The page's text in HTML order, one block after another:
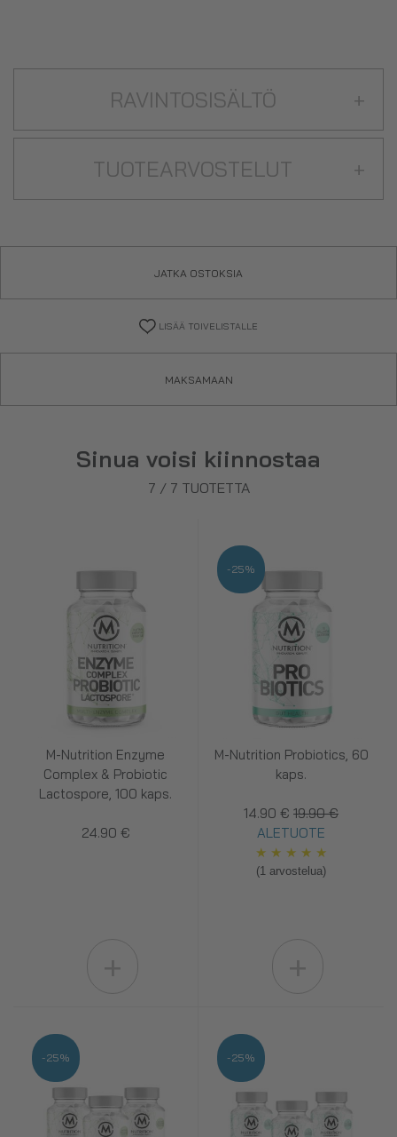
RAVINTOSISÄLTÖ +
TUOTEARVOSTELUT +
JATKA OSTOKSIA
LISÄÄ TOIVELISTALLE
MAKSAMAAN
Sinua voisi kiinnostaa
7 / 7 TUOTETTA
M-Nutrition Enzyme
Complex & Probiotic
Lactospore, 100 kaps.
24.90 €
M-Nutrition Probiotics, 60
kaps.
14.90 € 19.90 €
ALETUOTE
★ ★ ★ ★ ★
(1 arvostelua)
-25%
-25% -25%